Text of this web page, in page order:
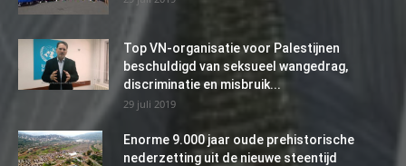
Top VN-organisatie voor Palestijnen
beschuldigd van seksueel wangedrag,
discriminatie en misbruik...
29 juli 2019
Enorme 9.000 jaar oude prehistorische
nederzetting uit de nieuwe steentijd